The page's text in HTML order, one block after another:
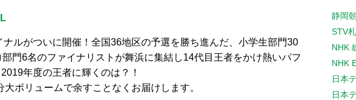
ルがついに開催！全国36地区の予選を勝ち進んだ、小学生部門30
門6名のファイナリストが舞浜に集結し14代目王者をかけ熱いパフ
年度の王者に輝くのは？！
ボリュームで余すことなくお届けします。
静岡
STV
NHK
NHK
日本
日本